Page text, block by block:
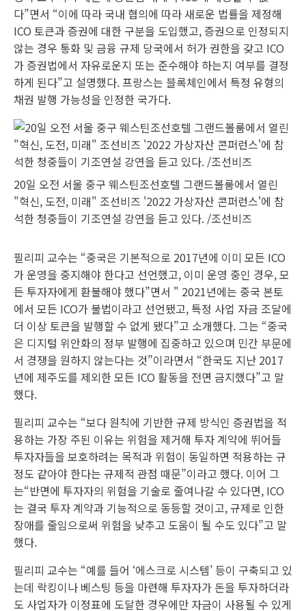
다”면서 “이에 따라 국내 협의에 따라 새로운 법률을 제정해
ICO 토큰과 증권에 대한 구분을 도입했고, 증권으로 인정되지
않는 경우 통화 및 금융 규제 당국에서 허가 권한을 갖고 ICO
가 증권법에서 자유로운지 또는 준수해야 하는지 여부를 결정
하게 된다”고 설명했다. 프랑스는 블록체인에서 특정 유형의
채권 발행 가능성을 인정한 국가다.
20일 오전 서울 중구 웨스틴조선호텔 그랜드볼룸에서 열린
"혁신, 도전, 미래" 조선비즈 '2022 가상자산 콘퍼런스'에 참
석한 청중들이 기조연설 강연을 듣고 있다. /조선비즈
필리피 교수는 “중국은 기본적으로 2017년에 이미 모든 ICO
가 운영을 중지해야 한다고 선언했고, 이미 운영 중인 경우, 모
든 투자자에게 환불해야 했다”면서 " 2021년에는 중국 본토
에서 모든 ICO가 불법이라고 선언됐고, 특정 사업 자금 조달에
더 이상 토큰을 발행할 수 없게 됐다”고 소개했다. 그는 “중국
은 디지털 위안화의 정부 발행에 집중하고 있으며 민간 부문에
서 경쟁을 원하지 않는다는 것”이라면서 “한국도 지난 2017
년에 제주도를 제외한 모든 ICO 활동을 전면 금지했다”고 말
했다.
필리피 교수는 “보다 원칙에 기반한 규제 방식인 증권법을 적
용하는 가장 주된 이유는 위험을 제거해 투자 계약에 뛰어들
투자자들을 보호하려는 목적과 위험이 동일하면 적용하는 규
정도 같아야 한다는 규제적 관점 때문”이라고 했다. 이어 그
는“반면에 투자자의 위험을 기술로 줄여나갈 수 있다면, ICO
는 결국 투자 계약과 기능적으로 동등할 것이고, 규제로 인한
장애를 줄임으로써 위험을 낮추고 도움이 될 수도 있다”고 말
했다.
필리피 교수는 “예를 들어 ‘에스크로 시스템’ 등이 구축되고 있
는데 락킹이나 베스팅 등을 마련해 투자자가 돈을 투자하더라
도 사업자가 이정표에 도달한 경우에만 자금이 사용될 수 있게